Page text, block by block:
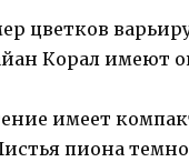
цветков
Корал имеют
имеет
пиона